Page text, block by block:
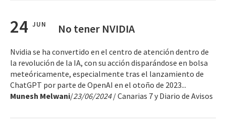
24 JUN No tener NVIDIA
Nvidia se ha convertido en el centro de atención dentro de
la revolución de la IA, con su acción disparándose en bolsa
meteóricamente, especialmente tras el lanzamiento de
ChatGPT por parte de OpenAI en el otoño de 2023...
Munesh Melwani/23/06/2024/ Canarias 7 y Diario de Avisos